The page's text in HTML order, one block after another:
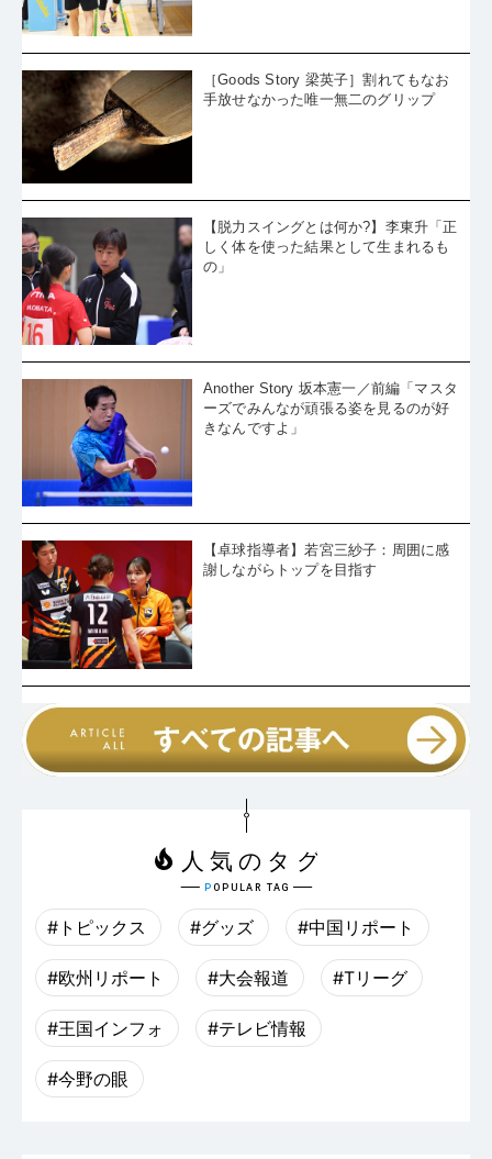
［Goods Story 梁英子］割れてもなお
手放せなかった唯一無二のグリップ
【脱力スイングとは何か?】李東升「正
しく体を使った結果として生まれるも
の」
Another Story 坂本憲一／前編「マスタ
ーズでみんなが頑張る姿を見るのが好
きなんですよ」
【卓球指導者】若宮三紗子：周囲に感
謝しながらトップを目指す
#トピックス #グッズ #中国リポート
#欧州リポート #大会報道 #Tリーグ
#王国インフォ #テレビ情報
#今野の眼